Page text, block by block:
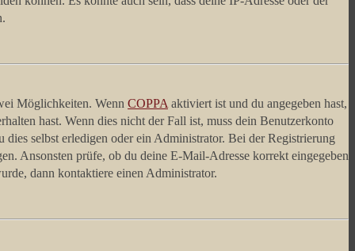
Möglichkeiten. Wenn COPPA aktiviert ist und du angegeben hast,
hast. Wenn dies nicht der Fall ist, muss dein Benutzerkonto
selbst erledigen oder ein Administrator. Bei der Registrierung
Ansonsten prüfe, ob du deine E-Mail-Adresse korrekt eingegeben
dann kontaktiere einen Administrator.